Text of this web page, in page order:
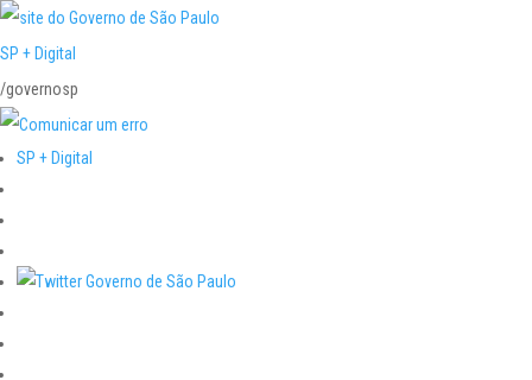
SP + Digital
/governosp
SP + Digital